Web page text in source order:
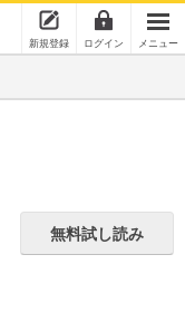
新規登録 ログイン メニュー
無料試し読み